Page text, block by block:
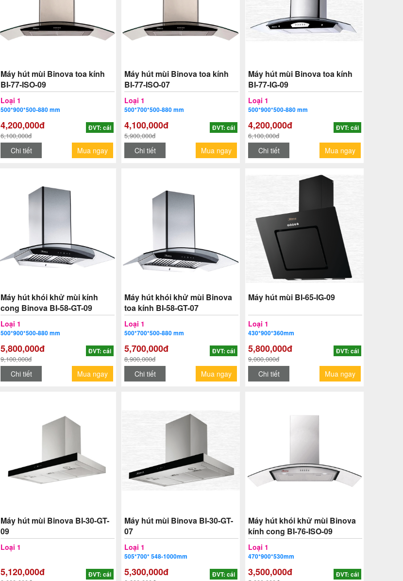
Máy hút mùi Binova toa kính
BI-77-ISO-09
Loại 1
500*900*500-880 mm
4,200,000đ
6,100,000đ
ĐVT: cái
Chi tiết Mua ngay
Máy hút mùi Binova toa kính
BI-77-ISO-07
Loại 1
500*700*500-880 mm
4,100,000đ
5,900,000đ
ĐVT: cái
Chi tiết Mua ngay
Máy hút mùi Binova toa kính
BI-77-IG-09
Loại 1
500*900*500-880 mm
4,200,000đ
6,100,000đ
ĐVT: cái
Chi tiết Mua ngay
Máy hút khói khử mùi kính
cong Binova BI-58-GT-09
Loại 1
500*900*500-880 mm
5,800,000đ
9,100,000đ
ĐVT: cái
Chi tiết Mua ngay
Máy hút khói khử mùi Binova
toa kính BI-58-GT-07
Loại 1
500*700*500-880 mm
5,700,000đ
8,900,000đ
ĐVT: cái
Chi tiết Mua ngay
Máy hút mùi BI-65-IG-09
Loại 1
430*900*360mm
5,800,000đ
9,000,000đ
ĐVT: cái
Chi tiết Mua ngay
Máy hút mùi Binova BI-30-GT-
09
Loại 1
5,120,000đ ĐVT: cái
Máy hút mùi Binova BI-30-GT-
07
Loại 1
505*700* 548-1000mm
5,300,000đ ĐVT: cái
Máy hút khói khử mùi Binova
kính cong BI-76-ISO-09
Loại 1
470*900*530mm
3,500,000đ ĐVT: cái